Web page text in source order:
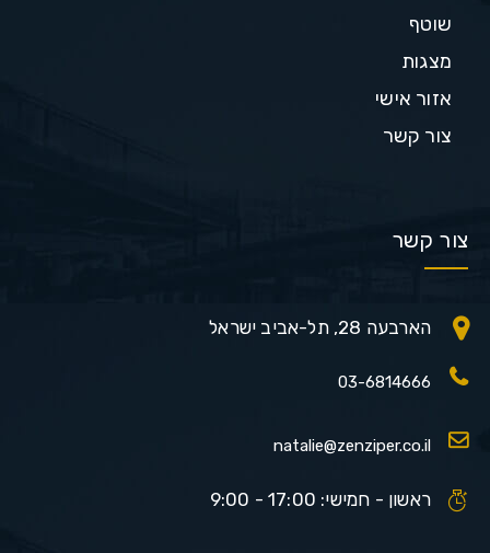
שוטף
מצגות
אזור אישי
צור קשר
צור קשר
הארבעה 28, תל-אביב ישראל
03-6814666
natalie@zenziper.co.il
ראשון - חמישי: 17:00 - 9:00